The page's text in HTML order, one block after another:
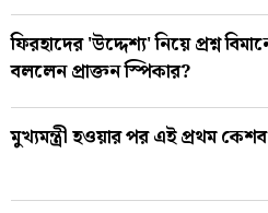
ফিরহাদের 'উদ্দেশ্য' নিয়ে প্রশ্ন
বললেন প্রাক্তন স্পিকার?
মুখ্যমন্ত্রী হওয়ার পর এই প্রথম